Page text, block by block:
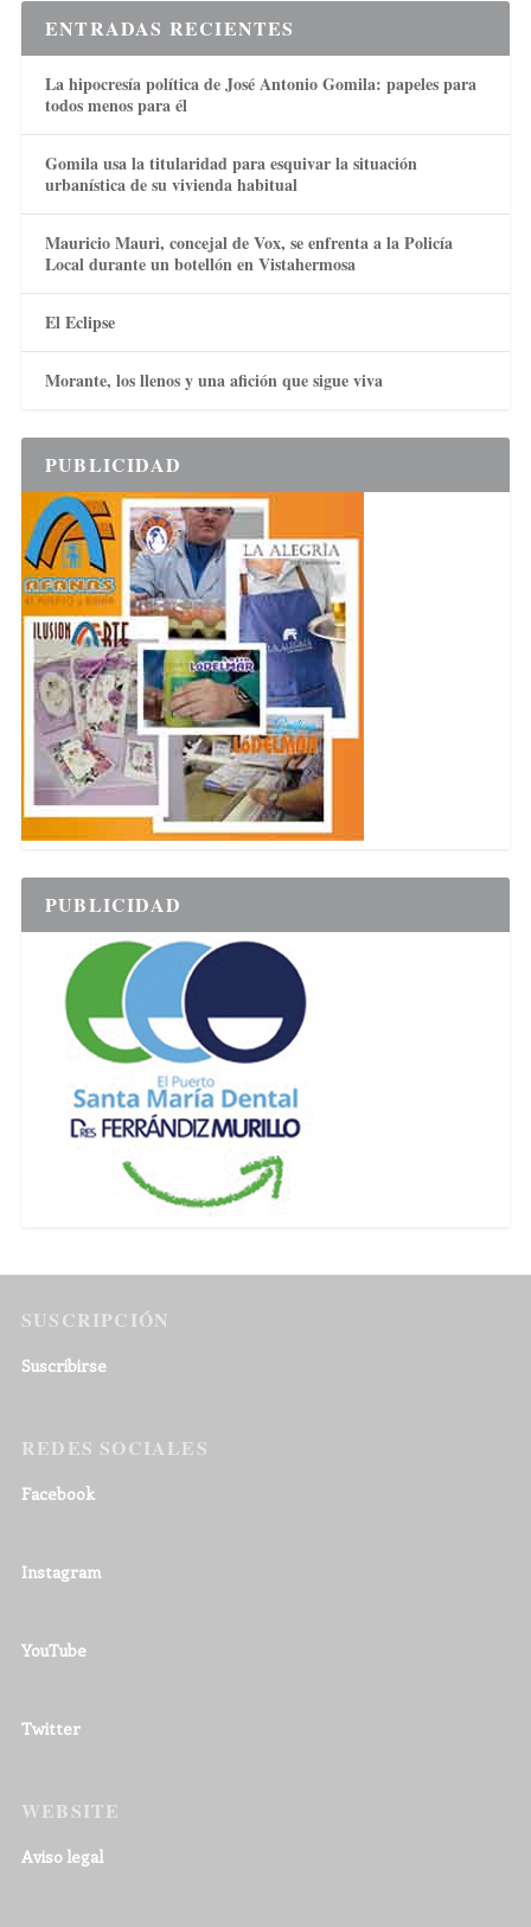
ENTRADAS RECIENTES
La hipocresía política de José Antonio Gomila: papeles para
todos menos para él
Gomila usa la titularidad para esquivar la situación
urbanística de su vivienda habitual
Mauricio Mauri, concejal de Vox, se enfrenta a la Policía
Local durante un botellón en Vistahermosa
El Eclipse
Morante, los llenos y una afición que sigue viva
PUBLICIDAD
PUBLICIDAD
SUSCRIPCIÓN
Suscribirse
REDES SOCIALES
Facebook
Instagram
YouTube
Twitter
WEBSITE
Aviso legal